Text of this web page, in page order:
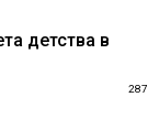
детства в
287